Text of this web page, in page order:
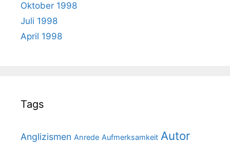
Oktober 1998
Juli 1998
April 1998
Tags
Anglizismen Anrede Aufmerksamkeit Autor